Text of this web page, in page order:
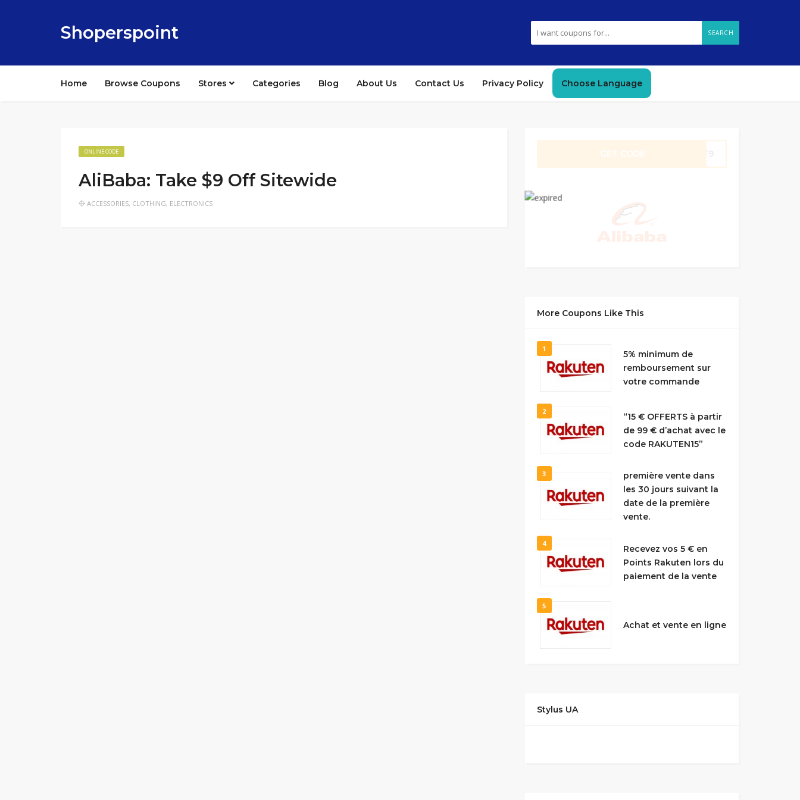
Shoperspoint SEARCH
Home Browse Coupons Stores Categories Blog About Us Contact Us Privacy Policy Choose Language
ONLINE CODE
AliBaba: Take $9 Off Sitewide
ACCESSORIES, CLOTHING, ELECTRONICS
More Coupons Like This
1
5% minimum de
remboursement sur
votre commande
2
“15 € OFFERTS à partir
de 99 € d’achat avec le
code RAKUTEN15”
3
première vente dans
les 30 jours suivant la
date de la première
vente.
4
Recevez vos 5 € en
Points Rakuten lors du
paiement de la vente
5
Achat et vente en ligne
Stylus UA